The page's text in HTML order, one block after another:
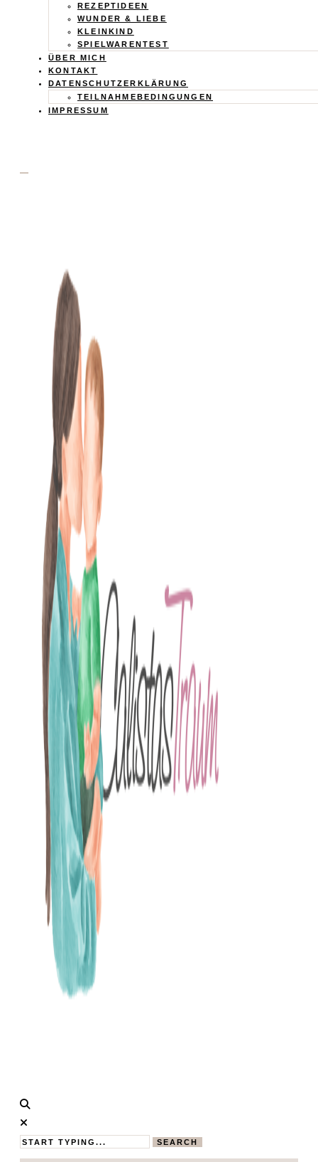
REZEPTIDEEN
WUNDER & LIEBE
KLEINKIND
SPIELWARENTEST
ÜBER MICH
KONTAKT
DATENSCHUTZERKLÄRUNG
TEILNAHMEBEDINGUNGEN
IMPRESSUM
Calistas
Traum
MAMABLOG
SEARCH